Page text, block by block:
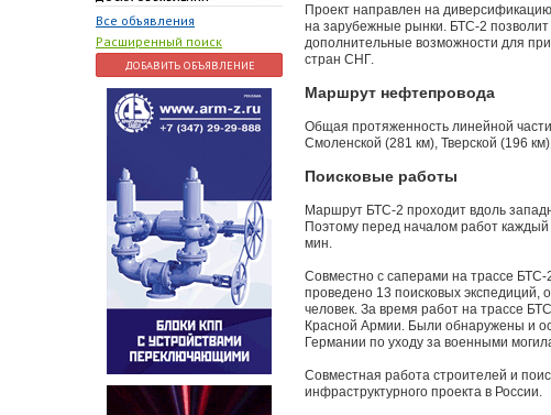
Все объявления
Расширенный поиск
ДОБАВИТЬ ОБЪЯВЛЕНИЕ
Проект направлен на
на зарубежные рынки. БТС-2
дополнительные возможности для
стран СНГ.
Маршрут нефтепровода
Общая протяженность линейной
Смоленской (281 км), Тверской (196
Поисковые работы
Маршрут БТС-2 проходит вдоль
Поэтому перед началом работ
мин.
Совместно с саперами на трассе
проведено 13 поисковых экспедиций,
человек. За время работ на трассе
Красной Армии. Были обнаружены и
Германии по уходу за военными
Совместная работа строителей и
инфраструктурного проекта в России.